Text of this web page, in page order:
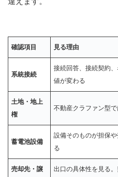
確認項目 見る理由
系統接続
接続回答、接続契約
値が変わる
土地・地上
権
不動産クラファン型
蓄電池設備
設備そのものが担保
る
売却先・譲
出口の具体性を見る